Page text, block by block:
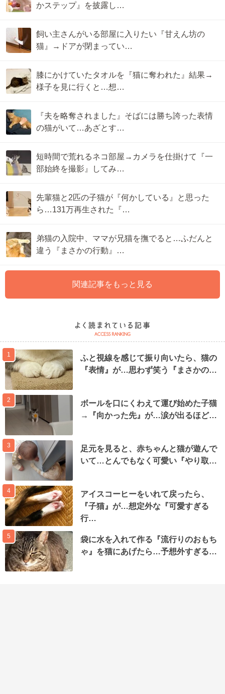
かステップ』を披露し…
飼い主さんがいる部屋に入りたい『甘えん坊の
猫』→ドアが閉まってい…
膝にかけていたタオルを『猫に奪われた』結果→
様子を見に行くと…想…
『夫を略奪されました』そばには勝ち誇った表情
の猫がいて…あざとす…
短時間で荒れるネコ部屋→カメラを仕掛けて『一
部始終を撮影』してみ…
先輩猫と2匹の子猫が『何かしている』と思った
ら…131万再生された『…
弟猫の入院中、ママが兄猫を撫でると…ふだんと
違う『まさかの行動』…
関連記事をもっと見る
1
ふと視線を感じて振り向いたら、猫の
『表情』が…思わず笑う『まさかの…
2
ボールを口にくわえて運び始めた子猫
→『向かった先』が…涙が出るほど…
3
足元を見ると、赤ちゃんと猫が遊んで
いて…とんでもなく可愛い『やり取…
4
アイスコーヒーをいれて戻ったら、
『子猫』が…想定外な『可愛すぎる
行…
5
袋に水を入れて作る『流行りのおもち
ゃ』を猫にあげたら…予想外すぎる…